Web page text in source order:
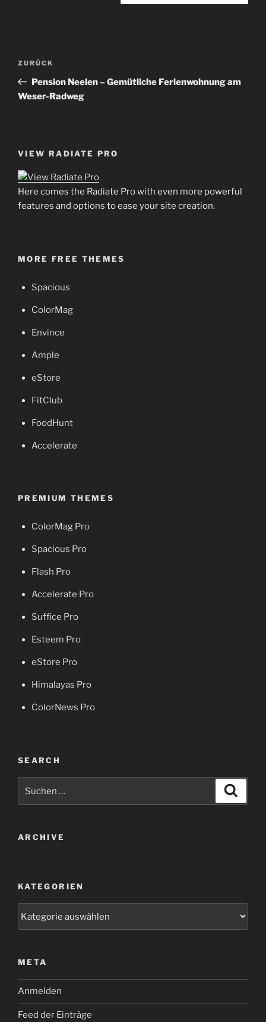
Beitrags-
Vorheriger
Beitrag
ZURÜCK
Pension Neelen – Gemütliche Ferienwohnung am
Weser-Radweg
VIEW RADIATE PRO
Here comes the Radiate Pro with even more powerful
features and options to ease your site creation.
MORE FREE THEMES
Spacious
ColorMag
Envince
Ample
eStore
FitClub
FoodHunt
Accelerate
PREMIUM THEMES
ColorMag Pro
Spacious Pro
Flash Pro
Accelerate Pro
Suffice Pro
Esteem Pro
eStore Pro
Himalayas Pro
ColorNews Pro
SEARCH
nach:
ARCHIVE
KATEGORIEN
META
Anmelden
Feed der Einträge